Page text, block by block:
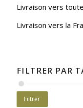
Livraison vers
Livraison vers la
FILTRER PAR
Filtrer